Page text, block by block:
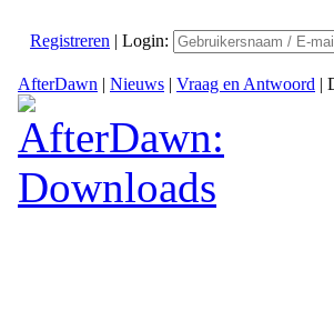
Registreren | Login:
AfterDawn | Nieuws | Vraag en Antwoord |